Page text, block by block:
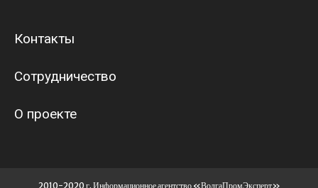
Контакты
Сотрудничество
О проекте
2010-2020 г. Информационное агентство «ВолгаПромЭксперт»